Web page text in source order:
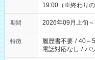
19:00（※終わりの
期間 2026年09月上旬
特徴 履歴書不要 / 40～
電話対応なし / パ